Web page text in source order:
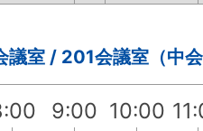
議室 / 201会議室（中
9:00 10:00